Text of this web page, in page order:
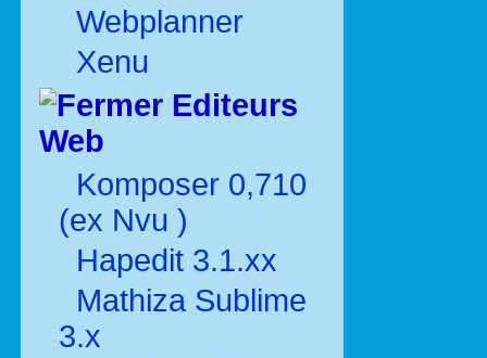
Webplanner
Xenu
Editeurs
Web
Komposer 0,710
(ex Nvu )
Hapedit 3.1.xx
Mathiza Sublime
3.x